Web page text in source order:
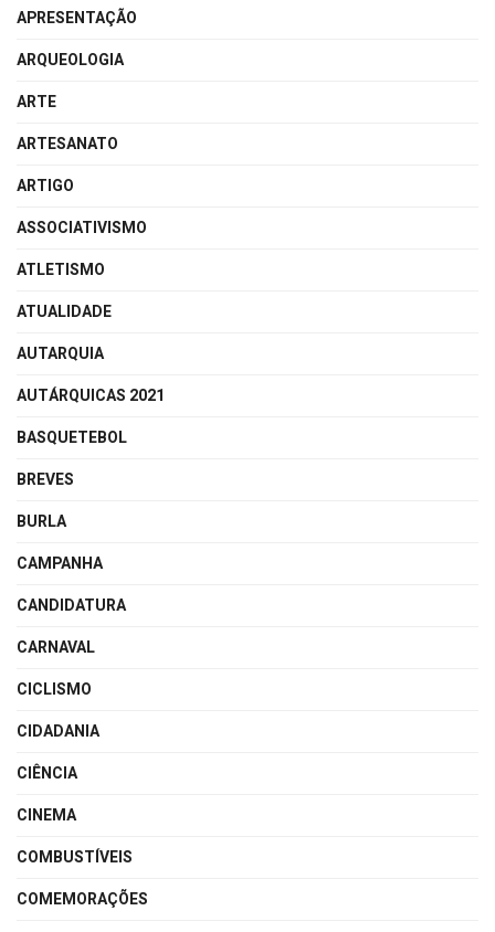
APRESENTAÇÃO
ARQUEOLOGIA
ARTE
ARTESANATO
ARTIGO
ASSOCIATIVISMO
ATLETISMO
ATUALIDADE
AUTARQUIA
AUTÁRQUICAS 2021
BASQUETEBOL
BREVES
BURLA
CAMPANHA
CANDIDATURA
CARNAVAL
CICLISMO
CIDADANIA
CIÊNCIA
CINEMA
COMBUSTÍVEIS
COMEMORAÇÕES